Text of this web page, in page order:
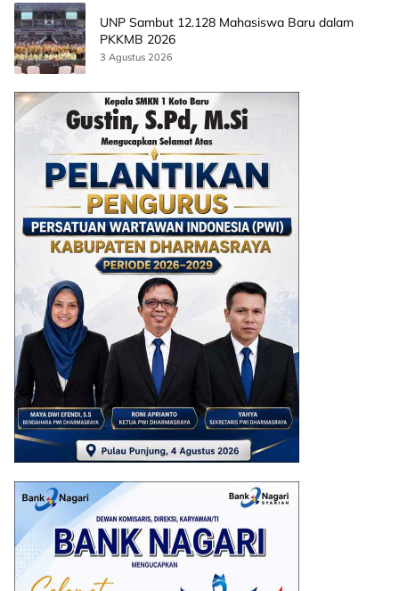
UNP Sambut 12.128 Mahasiswa Baru dalam
PKKMB 2026
3 Agustus 2026